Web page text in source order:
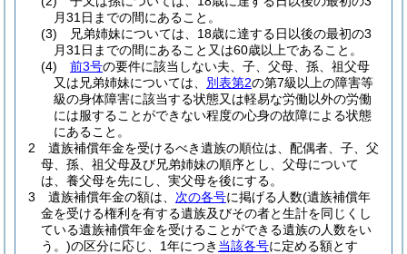
月31日までの間にあること。
(3)
兄弟姉妹については、18歳に達する日以後の最初の3
月31日までの間にあること又は60歳以上であること。
(4)
前3号の要件に該当しない夫、子、父母、孫、祖父母
又は兄弟姉妹については、 別表第2の第7級以上の障害等
級の身体障害に該当する状態又は軽易な労働以外の労働
には服することができない程度の心身の故障による状態
にあること。
2
遺族補償年金を受けるべき遺族の順位は、配偶者、子、父
母、孫、祖父母及び兄弟姉妹の順序とし、父母について
は、養父母を先にし、実父母を後にする。
3
遺族補償年金の額は、 次の各号に掲げる人数(遺族補償年
金を受ける権利を有する遺族及びその者と生計を同じくし
ている遺族補償年金を受けることができる遺族の人数をい
う。)の区分に応じ、1年につき 当該各号に定める額とす